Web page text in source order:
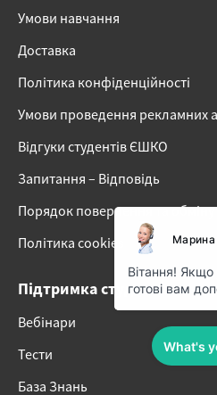
Умови навчання
Доставка
Політика конфіденційності
Умови проведення рекламних
Відгуки студентів ЄШКО
Запитання – Відповідь
Порядок повернення та обміну
Політика cookies
Підтримка студентів
Вебінари
Тести
База Знань